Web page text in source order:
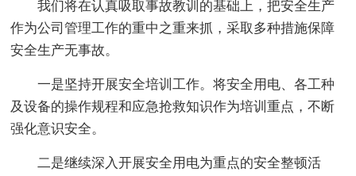
我们将在认真吸取事故教训的基础上，把安全生产
作为公司管理工作的重中之重来抓，采取多种措施保障
安全生产无事故。
一是坚持开展安全培训工作。将安全用电、各工种
及设备的操作规程和应急抢救知识作为培训重点，不断
强化意识安全。
二是继续深入开展安全用电为重点的安全整顿活